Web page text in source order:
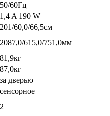
50/60Гц
1,4 A 190 W
201/60,0/66,5см
2087,0/615,0/751,0мм
81,9кг
87,0кг
за дверью
сенсорное
2